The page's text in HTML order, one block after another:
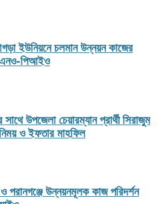
ইউনিয়নে চলমান উন্নয়ন কাজের
পিআইও
উপজেলা চেয়ারম্যান প্রার্থী সিরাজুম
ও ইফতার মাহফিল
পরানগঞ্জে উন্নয়নমূলক কাজ পরিদর্শন